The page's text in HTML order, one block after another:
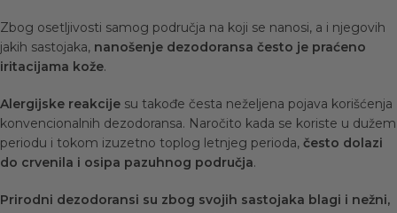
Zbog osetljivosti samog područja na koji se nanosi, a i njegovih
jakih sastojaka, nanošenje dezodoransa često je praćeno
iritacijama kože.
Alergijske reakcije su takođe česta neželjena pojava korišćenja
konvencionalnih dezodoransa. Naročito kada se koriste u dužem
periodu i tokom izuzetno toplog letnjeg perioda, često dolazi
do crvenila i osipa pazuhnog područja.
Prirodni dezodoransi su zbog svojih sastojaka blagi i nežni,